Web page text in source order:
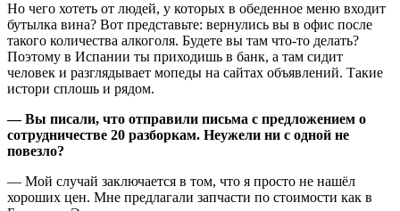
Но чего хотеть от людей, у которых в обеденное меню входит
бутылка вина? Вот представьте: вернулись вы в офис после
такого количества алкоголя. Будете вы там что-то делать?
Поэтому в Испании ты приходишь в банк, а там сидит
человек и разглядывает мопеды на сайтах объявлений. Такие
истори сплошь и рядом.
— Вы писали, что отправили письма с предложением о
сотрудничестве 20 разборкам. Неужели ни с одной не
повезло?
— Мой случай заключается в том, что я просто не нашёл
хороших цен. Мне предлагали запчасти по стоимости как в